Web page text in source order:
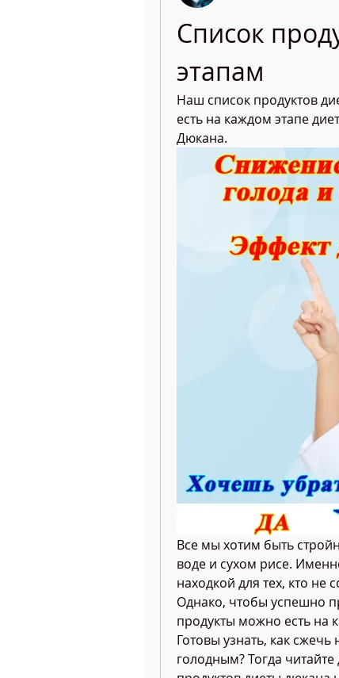
Список
этапам
Наш список продуктов
есть на каждом этапе
Дюкана.
Все мы хотим быть
воде и сухом рисе.
находкой для тех, кто не
Однако, чтобы успешно
продукты можно есть на
Готовы узнать, как
голодным? Тогда